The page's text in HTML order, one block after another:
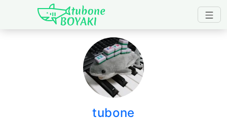
Japanese IT Developer's
tubone